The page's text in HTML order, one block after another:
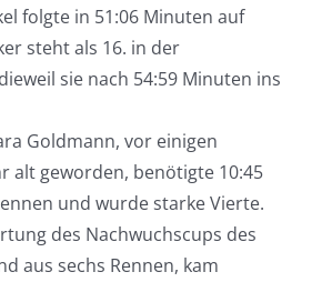
folgte in 51:06 Minuten auf
steht als 16. in der
sie nach 54:59 Minuten ins
Goldmann, vor einigen
alt geworden, benötigte 10:45
und wurde starke Vierte.
des Nachwuchscups des
aus sechs Rennen, kam